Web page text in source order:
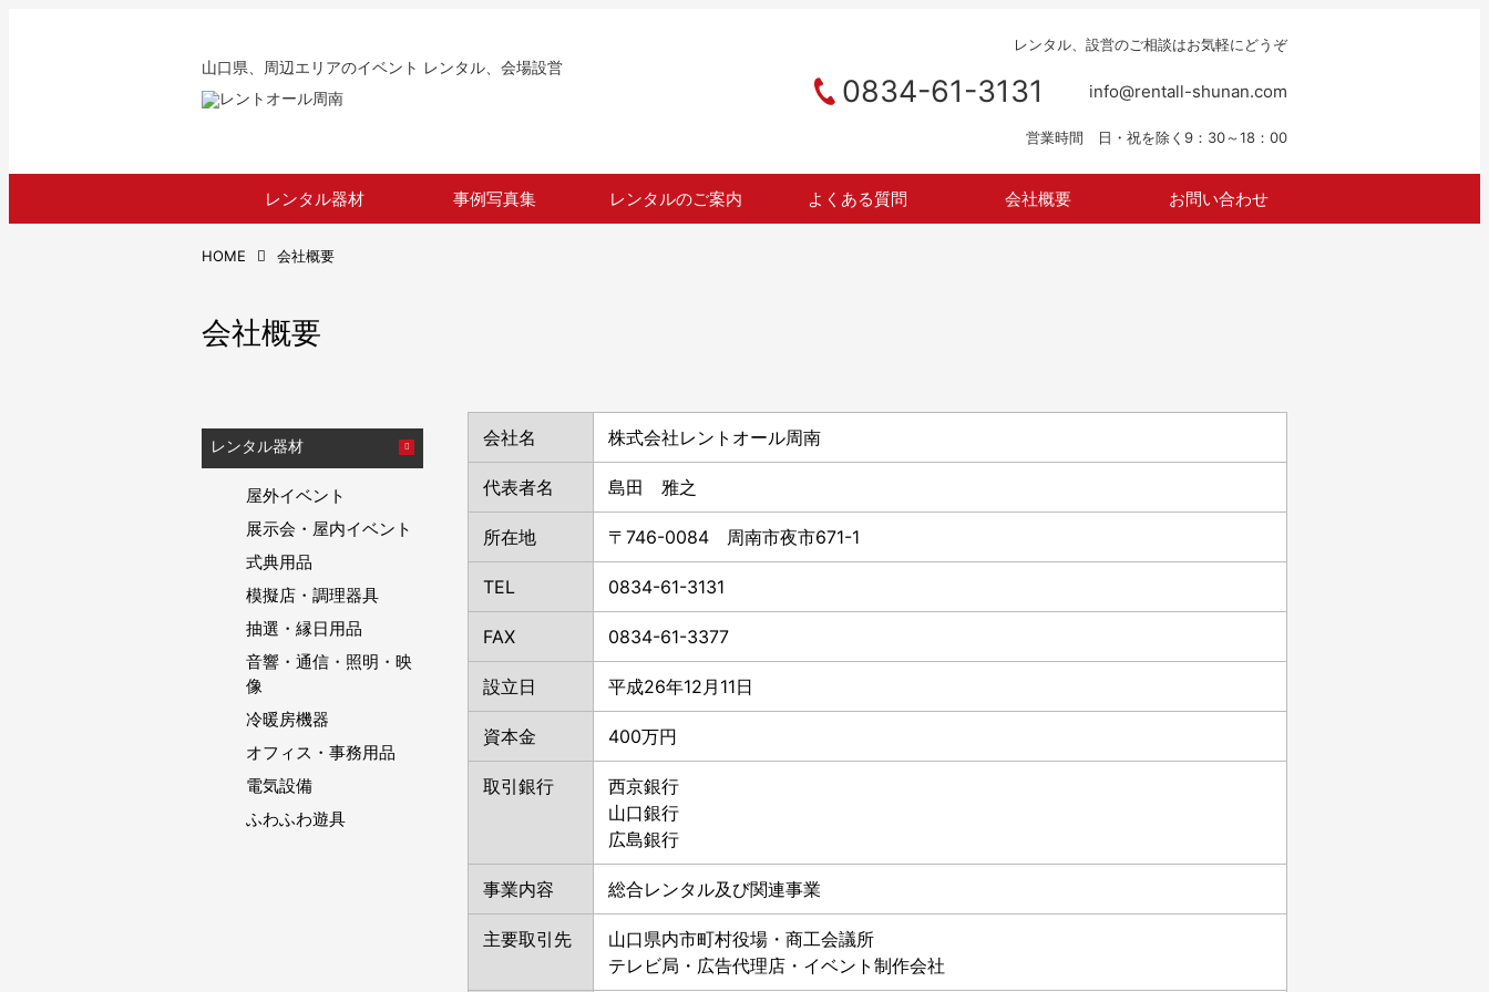
山口県、周辺エリアのイベント レンタル、会場設営
レンタル、設営のご相談はお気軽にどうぞ
0834-61-3131 info@rentall-shunan.com
営業時間 日・祝を除く9：30～18：00
レンタル器材 事例写真集 レンタルのご案内 よくある質問 会社概要 お問い合わせ
HOME 会社概要
会社概要
会社名 株式会社レントオール周南
代表者名 島田 雅之
所在地 〒746-0084 周南市夜市671-1
TEL 0834-61-3131
FAX 0834-61-3377
設立日 平成26年12月11日
資本金 400万円
取引銀行
西京銀行
山口銀行
広島銀行
事業内容 総合レンタル及び関連事業
主要取引先
山口県内市町村役場・商工会議所
テレビ局・広告代理店・イベント制作会社
レンタル器材
屋外イベント
展示会・屋内イベント
式典用品
模擬店・調理器具
抽選・縁日用品
音響・通信・照明・映
像
冷暖房機器
オフィス・事務用品
電気設備
ふわふわ遊具